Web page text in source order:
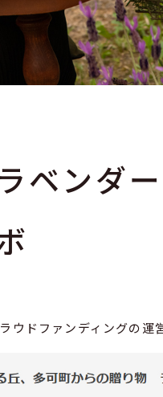
ベンダ
ウドファンディングの運